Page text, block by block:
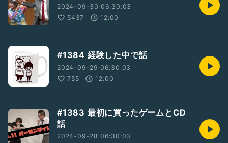
2024-09-30 06:30:03
5437
12:00
#1384 経験した中で話
2024-09-29 06:30:03
755
12:00
#1383 最初に買ったゲームとCD
話
2024-09-28 06:30:03